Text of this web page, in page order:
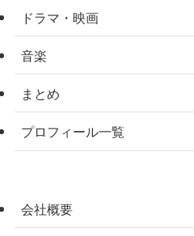
ドラマ・映画
音楽
まとめ
プロフィール一覧
会社概要